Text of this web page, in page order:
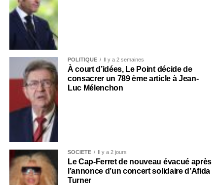
POLITIQUE Il y a 2 semaines
À court d’idées, Le Point décide de
consacrer un 789 ème article à Jean-
Luc Mélenchon
SOCIÉTÉ Il y a 2 jours
Le Cap-Ferret de nouveau évacué après
l’annonce d’un concert solidaire d’Afida
Turner